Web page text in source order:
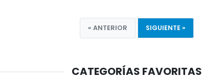
« ANTERIOR SIGUIENTE »
CATEGORÍAS FAVORITAS